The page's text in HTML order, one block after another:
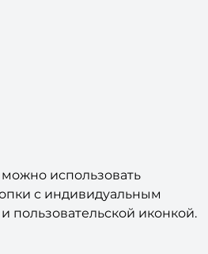
использовать
с индивидуальным